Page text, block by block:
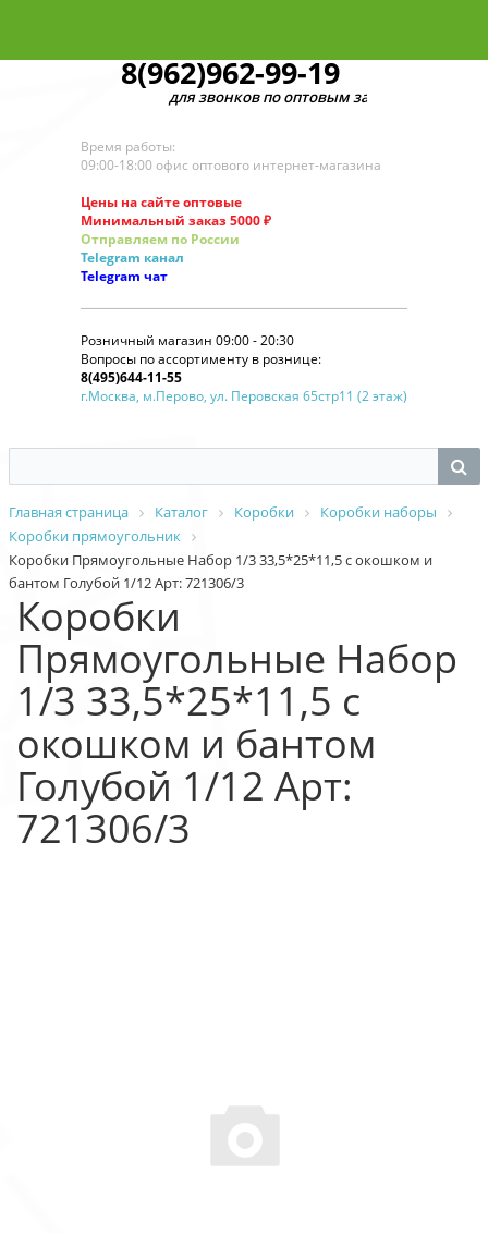
8(962)962-99-19
для звонков по оптовым заказам
Время работы:
09:00-18:00 офис оптового интернет-магазина
Цены на сайте оптовые
Минимальный заказ 5000 ₽
Отправляем по России
Telegram канал
Telegram чат
Розничный магазин 09:00 - 20:30
Вопросы по ассортименту в рознице:
8(495)644-11-55
г.Москва, м.Перово, ул. Перовская 65стр11 (2 этаж)
Главная страница Каталог Коробки
Коробки наборы
Коробки прямоугольник
Коробки Прямоугольные Набор 1/3 33,5*25*11,5 с окошком и
бантом Голубой 1/12 Арт: 721306/3
Коробки
Прямоугольные Набор
1/3 33,5*25*11,5 с
окошком и бантом
Голубой 1/12 Арт:
721306/3